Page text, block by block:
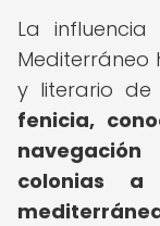
La
Mediterráneo
y literario de
fenicia,
colonias